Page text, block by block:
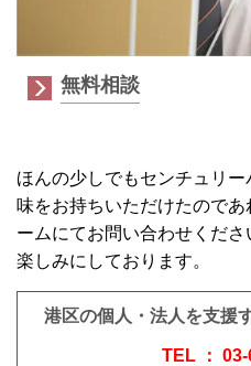
無料相談
ほんの少しでもセンチュリ
味をお持ちいただけたので
ームにてお問い合わせくだ
楽しみにしております。
港区の個人・法人を支援
TEL ：